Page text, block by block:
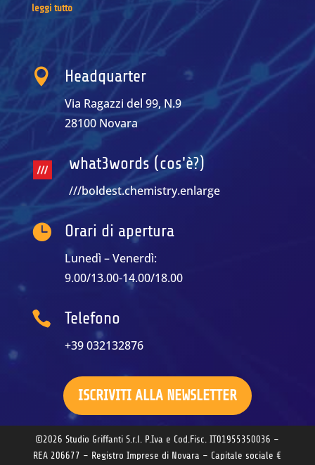
leggi tutto
 Headquarter
Via Ragazzi del 99, N.9
28100 Novara
what3words (cos'è?)
///boldest.chemistry.enlarge
 Orari di apertura
Lunedì – Venerdì:
9.00/13.00-14.00/18.00
 Telefono
+39 032132876
ISCRIVITI ALLA NEWSLETTER
©2026 Studio Griffanti S.r.l. P.Iva e Cod.Fisc. IT01955350036 –
REA 206677 – Registro Imprese di Novara – Capitale sociale €